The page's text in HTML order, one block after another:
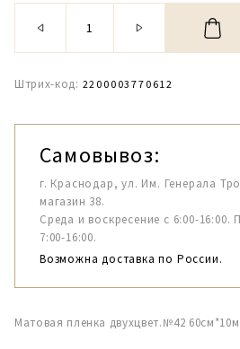
Штрих-код: 2200003770612
Самовывоз:
г. Краснодар, ул. Им. Генерала
магазин 38.
Среда и воскресение с 6:00-16:00.
7:00-16:00.
Возможна доставка по России.
Матовая пленка двухцвет.№42